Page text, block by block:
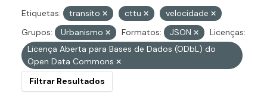
Etiquetas: transito cttu
velocidade
Grupos:
Urbanismo Formatos: JSON
Licenças:
Licença Aberta para Bases de Dados (ODbL) do
Open Data Commons
Filtrar Resultados